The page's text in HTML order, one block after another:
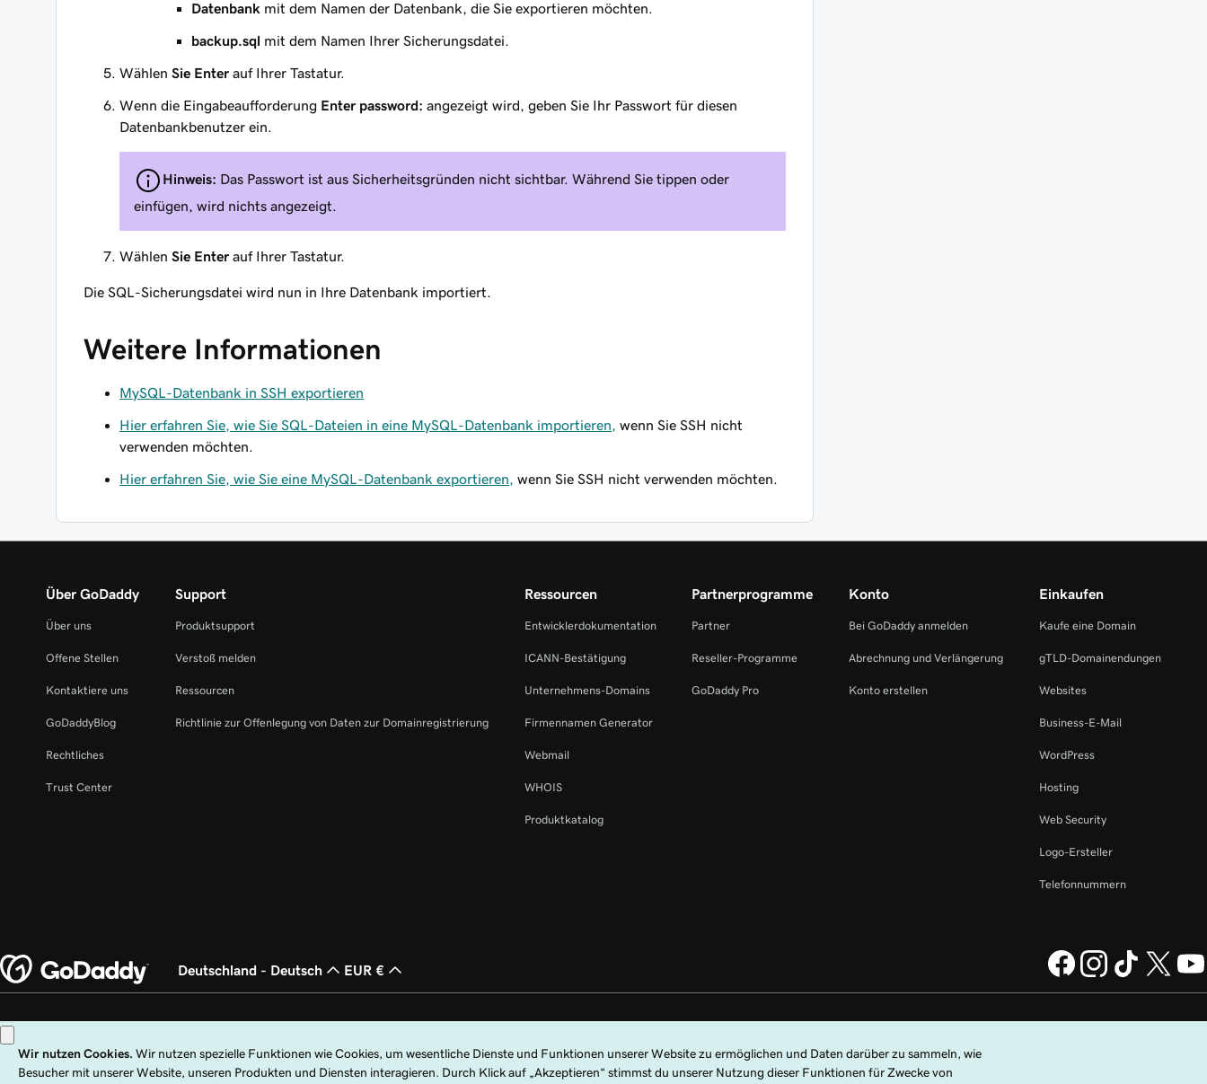
Datenbank mit dem Namen der Datenbank, die Sie exportieren möchten.
backup.sql mit dem Namen Ihrer Sicherungsdatei.
Wählen Sie Enter auf Ihrer Tastatur.
Wenn die Eingabeaufforderung Enter password: angezeigt wird, geben Sie Ihr Passwort für diesen
Datenbankbenutzer ein.
Hinweis: Das Passwort ist aus Sicherheitsgründen nicht sichtbar. Während Sie tippen oder
einfügen, wird nichts angezeigt.
Wählen Sie Enter auf Ihrer Tastatur.
Die SQL-Sicherungsdatei wird nun in Ihre Datenbank importiert.
Weitere Informationen
MySQL-Datenbank in SSH exportieren
Hier erfahren Sie, wie Sie SQL-Dateien in eine MySQL-Datenbank importieren,
wenn Sie SSH nicht
verwenden möchten.
Hier erfahren Sie, wie Sie eine MySQL-Datenbank exportieren, wenn Sie SSH nicht verwenden möchten.
Über GoDaddy
Über uns
Offene Stellen
Kontaktiere uns
GoDaddyBlog
Rechtliches
Trust Center
Support
Produktsupport
Verstoß melden
Ressourcen
Richtlinie zur Offenlegung von Daten zur Domainregistrierung
Ressourcen
Entwicklerdokumentation
ICANN-Bestätigung
Unternehmens-Domains
Firmennamen Generator
Webmail
WHOIS
Produktkatalog
Partnerprogramme
Partner
Reseller-Programme
GoDaddy Pro
Konto
Bei GoDaddy anmelden
Abrechnung und Verlängerung
Konto erstellen
Einkaufen
Kaufe eine Domain
gTLD-Domainendungen
Websites
Business-E-Mail
WordPress
Hosting
Web Security
Logo-Ersteller
Telefonnummern
Deutschland - Deutsch EUR €
Copyright © 1999 – 2026 GoDaddy Operating Company, LLC. Alle Rechte vorbehalten. Die Wortmarke GoDaddy ist eine eingetragene Marke von GoDaddy Operating Company, LLC in
den USA und anderen Ländern. Das „GO“-Logo ist eine eingetragene Marke von GoDaddy.com, LLC in den USA.